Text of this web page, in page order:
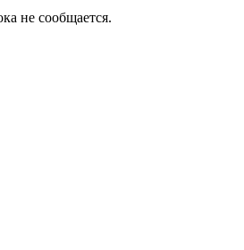
не сообщается.